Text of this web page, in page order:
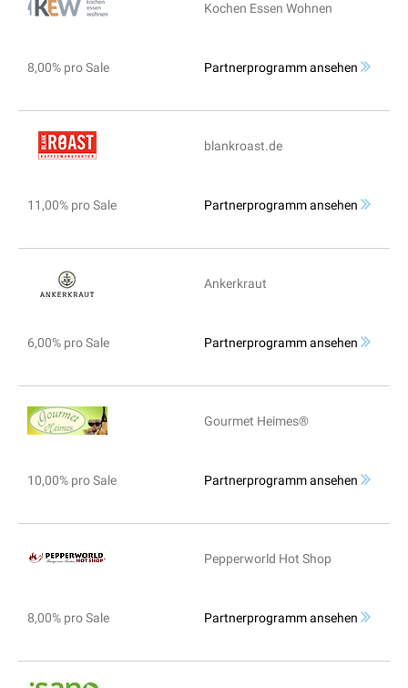
Kochen Essen Wohnen
8,00% pro Sale Partnerprogramm ansehen
blankroast.de
11,00% pro Sale Partnerprogramm ansehen
Ankerkraut
6,00% pro Sale Partnerprogramm ansehen
Gourmet Heimes®
10,00% pro Sale Partnerprogramm ansehen
Pepperworld Hot Shop
8,00% pro Sale Partnerprogramm ansehen